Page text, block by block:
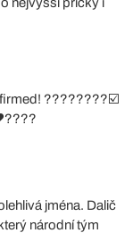
????????☑️
jména. Dalič
národní tým